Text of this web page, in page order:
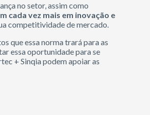
no setor, assim como
cada vez mais em inovação e
competitividade de mercado.
que essa norma trará para as
essa oportunidade para se
+ Sinqia podem apoiar as